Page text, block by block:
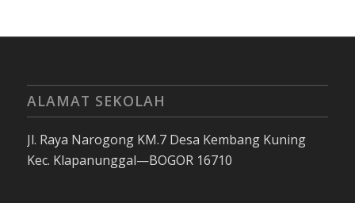
ALAMAT SEKOLAH
Jl. Raya Narogong KM.7 Desa Kembang Kuning
Kec. Klapanunggal—BOGOR 16710